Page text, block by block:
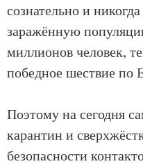
сознательно и
заражённую
миллионов человек,
победное шествие по
Поэтому на сегодня
карантин и
безопасности